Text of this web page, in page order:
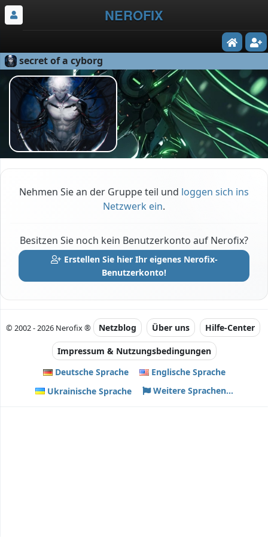
NEROFIX
secret of a cyborg
Nehmen Sie an der Gruppe teil und loggen sich ins
Netzwerk ein.
Besitzen Sie noch kein Benutzerkonto auf Nerofix?
Erstellen Sie hier Ihr eigenes Nerofix-
Benutzerkonto!
© 2002 - 2026 Nerofix ® Netzblog Über uns Hilfe-Center
Impressum & Nutzungsbedingungen
Deutsche Sprache
Englische Sprache
Ukrainische Sprache
Weitere Sprachen...